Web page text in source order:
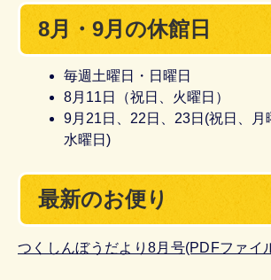
8月・9月の休館日
毎週土曜日・日曜日
8月11日（祝日、火曜日）
9月21日、22日、23日(祝日、月
水曜日)
最新のお便り
つくしんぼうだより8月号(PDFファイ